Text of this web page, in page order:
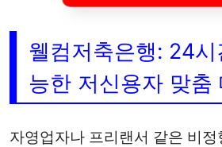
웰컴저축은행: 24
능한 저신용자 맞춤
자영업자나 프리랜서 같은 비